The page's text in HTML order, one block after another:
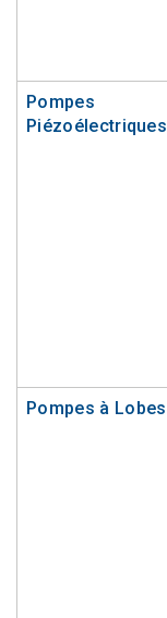
Pompes
Piézoélectriques
Pompes à Lobes